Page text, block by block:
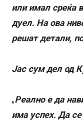
или имал среќа
дуел. На ова
решат детали,
Јас сум дел од
„Реално е да
има успех. Да